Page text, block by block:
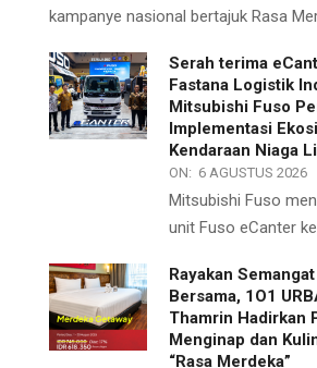
kampanye nasional bertajuk Rasa
Serah terima
Fastana Logistik
Mitsubishi Fuso
Implementasi
Kendaraan Niaga
ON: 6 AGUSTUS 2026
Mitsubishi Fuso
unit Fuso eCanter
Rayakan
Bersama, 1O1
Thamrin Hadirkan
Menginap dan
“Rasa Merdeka”